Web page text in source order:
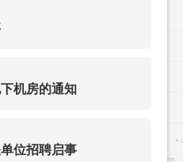
机房的通知
位招聘启事